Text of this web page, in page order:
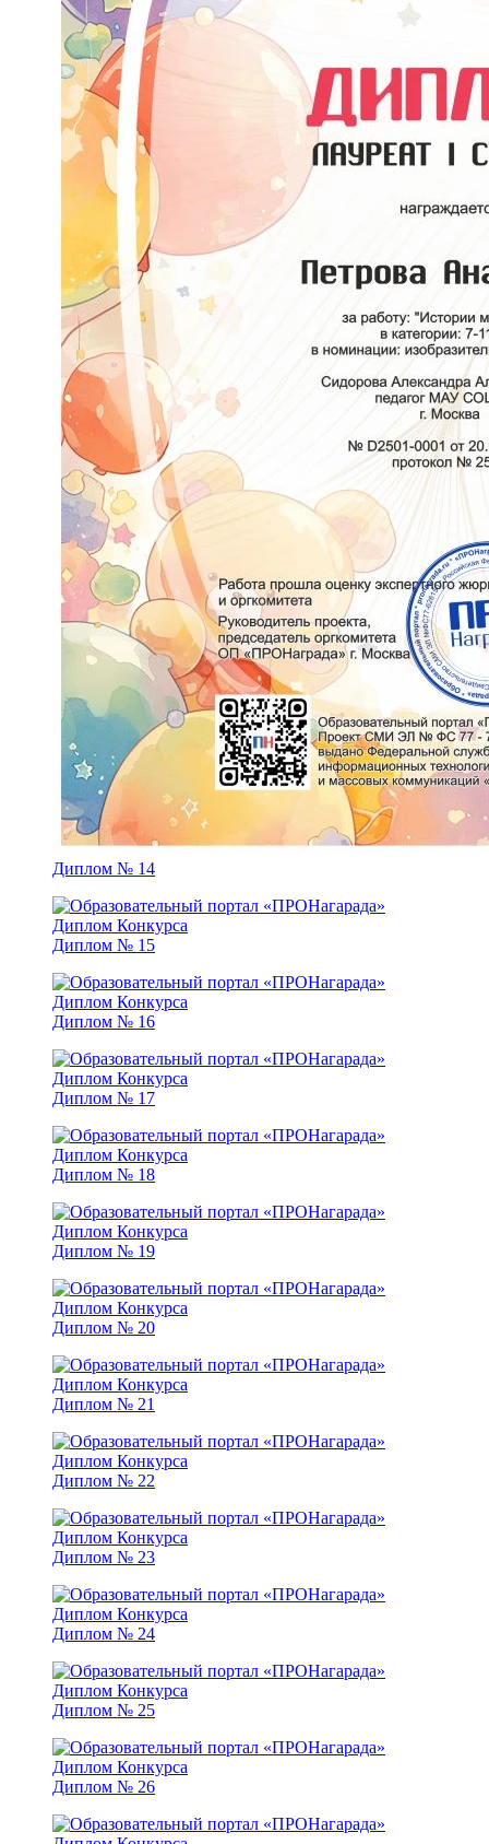
Диплом № 14
Диплом № 15
Диплом № 16
Диплом № 17
Диплом № 18
Диплом № 19
Диплом № 20
Диплом № 21
Диплом № 22
Диплом № 23
Диплом № 24
Диплом № 25
Диплом № 26